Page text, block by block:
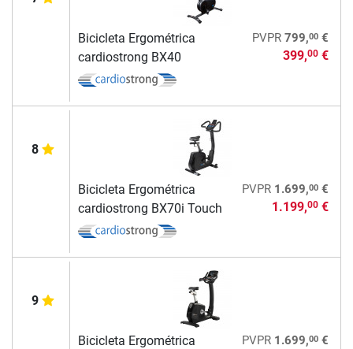
Bicicleta Ergométrica
cardiostrong BX40
PVPR 799,00€
399,00€
8
Bicicleta Ergométrica
cardiostrong BX70i Touch
PVPR 1.699,00€
1.199,00€
9
Bicicleta Ergométrica
PVPR 1.699,00€